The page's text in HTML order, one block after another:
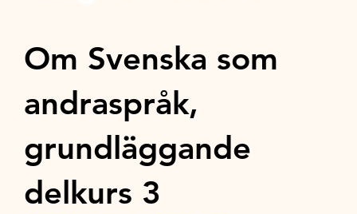
Om Svenska som
andraspråk,
grundläggande
delkurs 3